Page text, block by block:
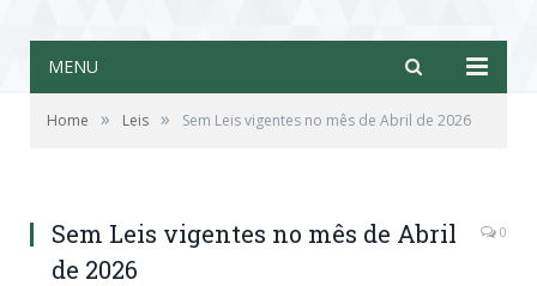
MENU
Home » Leis » Sem Leis vigentes no mês de Abril de 2026
Sem Leis vigentes no mês de Abril
de 2026
0